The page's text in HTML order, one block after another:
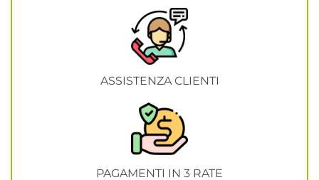
ASSISTENZA CLIENTI
PAGAMENTI IN 3 RATE